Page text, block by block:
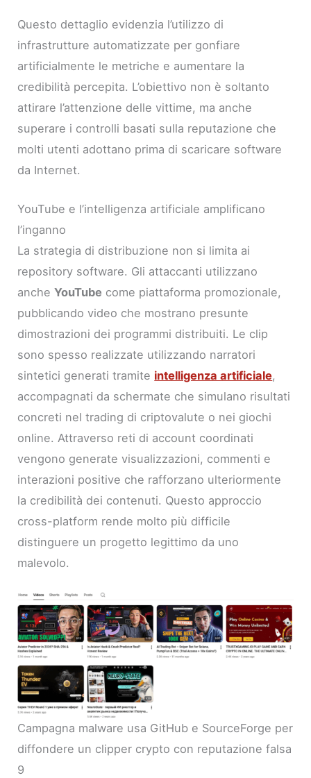
Questo dettaglio evidenzia l’utilizzo di
infrastrutture automatizzate per gonfiare
artificialmente le metriche e aumentare la
credibilità percepita. L’obiettivo non è soltanto
attirare l’attenzione delle vittime, ma anche
superare i controlli basati sulla reputazione che
molti utenti adottano prima di scaricare software
da Internet.
YouTube e l’intelligenza artificiale amplificano
l’inganno
La strategia di distribuzione non si limita ai
repository software. Gli attaccanti utilizzano
ancheYouTube come piattaforma promozionale,
pubblicando video che mostrano presunte
dimostrazioni dei programmi distribuiti. Le clip
sono spesso realizzate utilizzando narratori
sintetici generati tramite intelligenza artificiale,
accompagnati da schermate che simulano risultati
concreti nel trading di criptovalute o nei giochi
online. Attraverso reti di account coordinati
vengono generate visualizzazioni, commenti e
interazioni positive che rafforzano ulteriormente
la credibilità dei contenuti. Questo approccio
cross-platform rende molto più difficile
distinguere un progetto legittimo da uno
malevolo.
Campagna malware usa GitHub e SourceForge per
diffondere un clipper crypto con reputazione falsa
9